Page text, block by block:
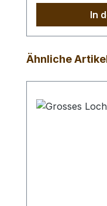
Bei einer
In
Produktgalerie
Ähnliche